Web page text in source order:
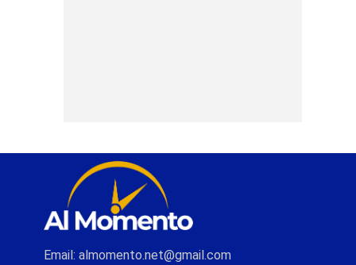
Email: almomento.net@gmail.com